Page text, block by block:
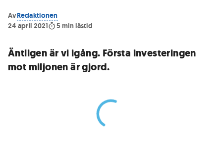
AvRedaktionen
24 april 2021
5 min lästid
Äntligen är vi igång. Första investeringen
mot miljonen är gjord.